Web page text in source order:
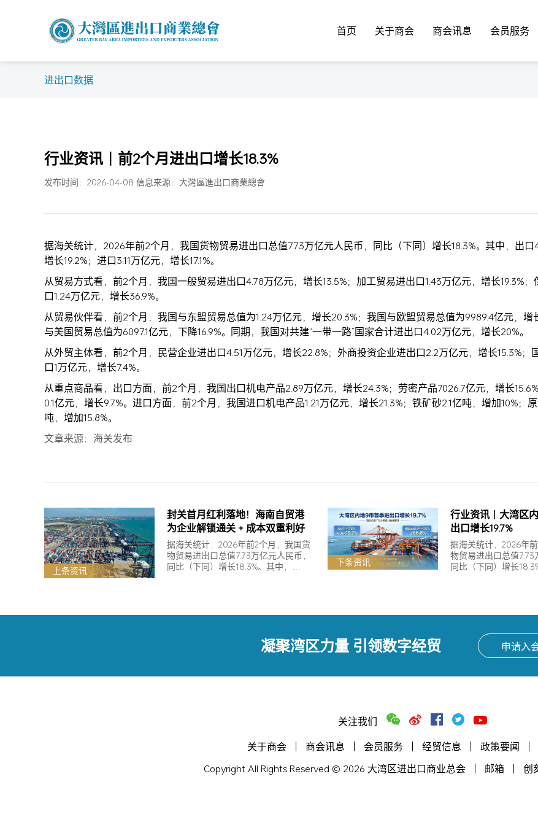
首页 关于商会 商会讯息 会员服务
进出口数据
行业资讯｜前2个月进出口增长18.3%
发布时间：2026-04-08 信息来源：大灣區進出口商業總會
据海关统计，2026年前2个月，我国货物贸易进出口总值7.73万亿元人民币，同比（下同）增长18.3%。其中，出口
增长19.2%；进口3.11万亿元，增长17.1%。
从贸易方式看，前2个月，我国一般贸易进出口4.78万亿元，增长13.5%；加工贸易进出口1.43万亿元，增长19.3%
口1.24万亿元，增长36.9%。
从贸易伙伴看，前2个月，我国与东盟贸易总值为1.24万亿元，增长20.3%；我国与欧盟贸易总值为9989.4亿元，增
与美国贸易总值为6097.1亿元，下降16.9%。同期，我国对共建“一带一路”国家合计进出口4.02万亿元，增长20%。
从外贸主体看，前2个月，民营企业进出口4.51万亿元，增长22.8%；外商投资企业进出口2.2万亿元，增长15.3%；
口1万亿元，增长7.4%。
从重点商品看，出口方面，前2个月，我国出口机电产品2.89万亿元，增长24.3%；劳密产品7026.7亿元，增长
0.1亿元，增长9.7%。进口方面，前2个月，我国进口机电产品1.21万亿元，增长21.3%；铁矿砂2.1亿吨，增加10%；
吨，增加15.8%。
文章来源：海关发布
上条资讯
封关首月红利落地！海南自贸港
为企业解锁通关 + 成本双重利好
据海关统计，2026年前2个月，我国货
物贸易进出口总值7.73万亿元人民币，
同比（下同）增长18.3%。其中，…
下条资讯
行业资讯｜大湾区
出口增长19.7%
据海关统计，2026年
物贸易进出口总值7.73
同比（下同）增长
凝聚湾区力量 引领数字经贸 申请入
关注我们
关于商会
商会讯息 会员服务 经贸信息 政策要闻
Copyright All Rights Reserved © 2026 大湾区进出口商业总会
邮箱 创